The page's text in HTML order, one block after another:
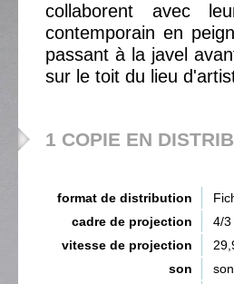
collaborent avec
contemporain en
passant à la javel
sur le toit du lieu
1 COPIE EN
format de distribution
cadre de projection
4/3
vitesse de projection
son
son